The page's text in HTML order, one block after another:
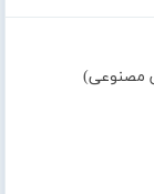
مصنوعی)